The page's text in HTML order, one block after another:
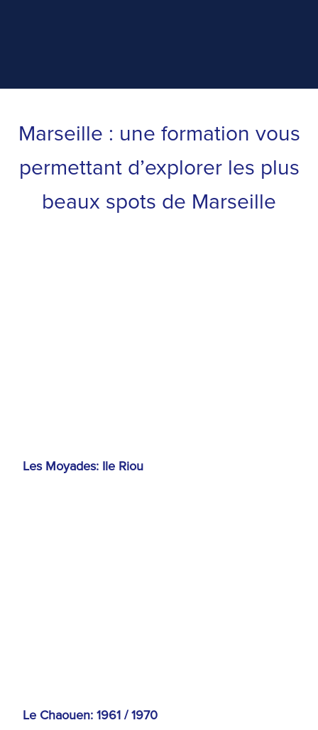
Marseille : une formation vous
permettant d’explorer les plus
beaux spots de Marseille
Les Moyades: Ile Riou
Le Chaouen: 1961 / 1970